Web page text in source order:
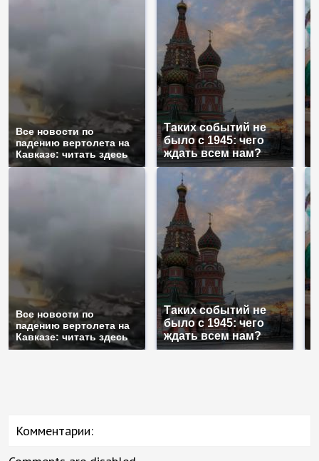
Все новости по
падению вертолета на
Кавказе: читать здесь
Таких событий не
было с 1945: чего
ждать всем нам?
Все новости по
падению вертолета на
Кавказе: читать здесь
Таких событий не
было с 1945: чего
ждать всем нам?
Комментарии: